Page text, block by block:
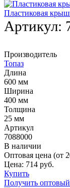
Пластиковая
Артикул:
Производитель
Топаз
Длина
600 мм
Ширина
400 мм
Толщина
25 мм
Артикул
7088000
В наличии
Оптовая цена (от
Цена: 714 руб.
Купить
Получить